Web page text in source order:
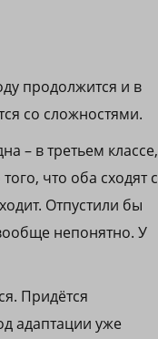
продолжится и в
со сложностями.
– в третьем классе,
что оба сходят с
Отпустили бы
непонятно. У
Придётся
адаптации уже